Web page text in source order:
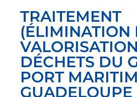
TRAITEMENT
(ÉLIMINATION
DÉCHETS DU
PORT
GUADELOUPE